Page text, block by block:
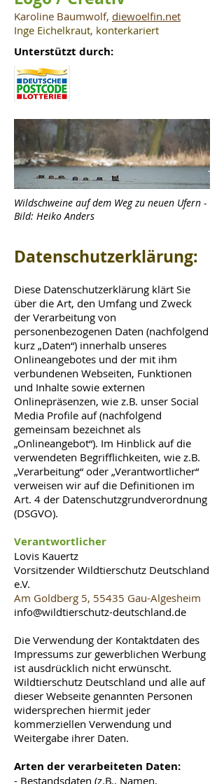
Karoline Baumwolf, diewoelfin.net
Inge Eichelkraut, konterkariert
Unterstützt durch:
Wildschweine auf dem Weg zu neuen Ufern -
Bild: Heiko Anders
Datenschutzerklärung:
Diese Datenschutzerklärung klärt Sie
über die Art, den Umfang und Zweck
der Verarbeitung von
personenbezogenen Daten (nachfolgend
kurz „Daten“) innerhalb unseres
Onlineangebotes und der mit ihm
verbundenen Webseiten, Funktionen
und Inhalte sowie externen
Onlinepräsenzen, wie z.B. unser Social
Media Profile auf (nachfolgend
gemeinsam bezeichnet als
„Onlineangebot“). Im Hinblick auf die
verwendeten Begrifflichkeiten, wie z.B.
„Verarbeitung“ oder „Verantwortlicher“
verweisen wir auf die Definitionen im
Art. 4 der Datenschutzgrundverordnung
(DSGVO).
Verantwortlicher
Lovis Kauertz
Vorsitzender Wildtierschutz Deutschland
e.V.
Am Goldberg 5, 55435 Gau-Algesheim
info@wildtierschutz-deutschland.de
Die Verwendung der Kontaktdaten des
Impressums zur gewerblichen Werbung
ist ausdrücklich nicht erwünscht.
Wildtierschutz Deutschland und alle auf
dieser Webseite genannten Personen
widersprechen hiermit jeder
kommerziellen Verwendung und
Weitergabe ihrer Daten.
Arten der verarbeiteten Daten:
- Bestandsdaten (z.B., Namen,